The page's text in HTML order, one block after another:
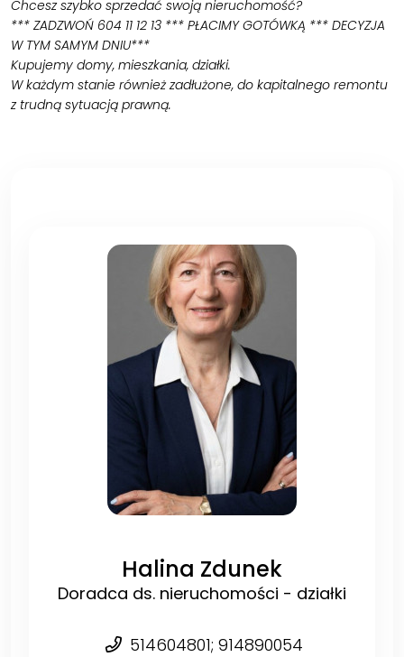
Chcesz szybko sprzedać swoją nieruchomość?
*** ZADZWOŃ 604 11 12 13 *** PŁACIMY GOTÓWKĄ *** DECYZJA
W TYM SAMYM DNIU***
Kupujemy domy, mieszkania, działki.
W każdym stanie również zadłużone, do kapitalnego remontu
z trudną sytuacją prawną.
Halina Zdunek
Doradca ds. nieruchomości - działki
514604801; 914890054